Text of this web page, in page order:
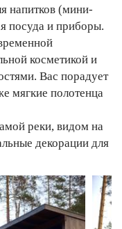
напитков (мини-
посуда и приборы.
косметикой и
Вас порадует
мягкие полотенца
реки, видом на
декорации для